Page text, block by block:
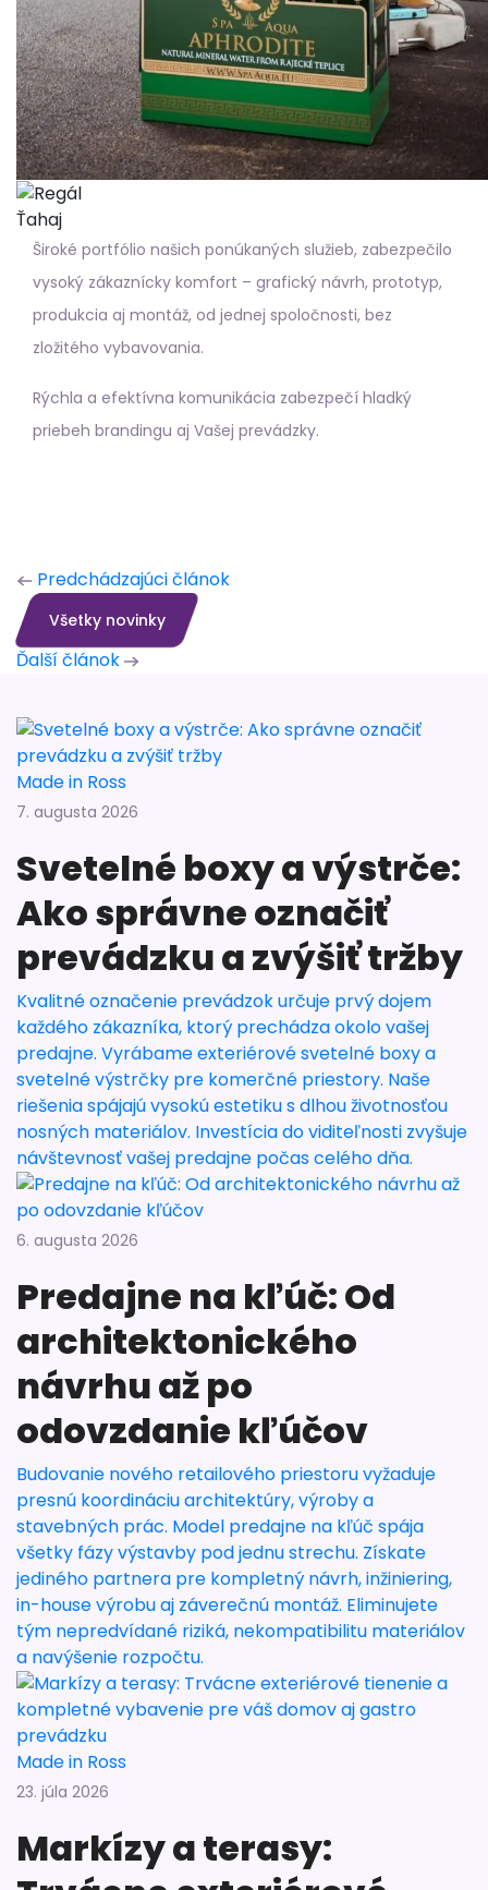
Ťahaj
Široké portfólio našich ponúkaných služieb, zabezpečilo
vysoký zákaznícky komfort – grafický návrh, prototyp,
produkcia aj montáž, od jednej spoločnosti, bez
zložitého vybavovania.
Rýchla a efektívna komunikácia zabezpečí hladký
priebeh brandingu aj Vašej prevádzky.
Predchádzajúci článok
Všetky novinky
Ďalší článok
Made in Ross
7. augusta 2026
Svetelné boxy a výstrče:
Ako správne označiť
prevádzku a zvýšiť tržby
Kvalitné označenie prevádzok určuje prvý dojem
každého zákazníka, ktorý prechádza okolo vašej
predajne. Vyrábame exteriérové svetelné boxy a
svetelné výstrčky pre komerčné priestory. Naše
riešenia spájajú vysokú estetiku s dlhou životnosťou
nosných materiálov. Investícia do viditeľnosti zvyšuje
návštevnosť vašej predajne počas celého dňa.
6. augusta 2026
Predajne na kľúč: Od
architektonického
návrhu až po
odovzdanie kľúčov
Budovanie nového retailového priestoru vyžaduje
presnú koordináciu architektúry, výroby a
stavebných prác. Model predajne na kľúč spája
všetky fázy výstavby pod jednu strechu. Získate
jediného partnera pre kompletný návrh, inžiniering,
in-house výrobu aj záverečnú montáž. Eliminujete
tým nepredvídané riziká, nekompatibilitu materiálov
a navýšenie rozpočtu.
Made in Ross
23. júla 2026
Markízy a terasy: